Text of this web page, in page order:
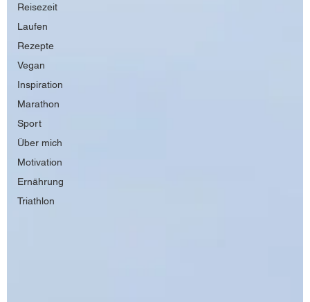
Reisezeit
Laufen
Rezepte
Vegan
Inspiration
Marathon
Sport
Über mich
Motivation
Ernährung
Triathlon